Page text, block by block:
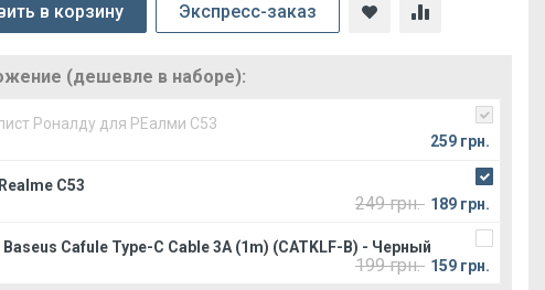
в корзину Экспресс-заказ
(дешевле в наборе):
Роналду для РЕалми С53
259 грн.
C53
249 грн. 189 грн.
Cafule Type-C Cable 3A (1m) (CATKLF-B) - Черный
199 грн. 159 грн.